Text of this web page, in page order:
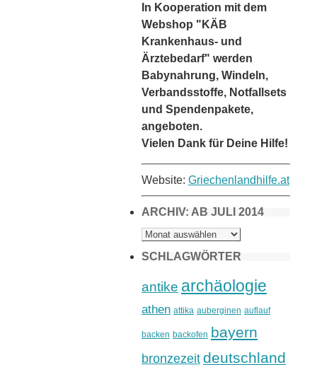
In Kooperation mit dem
Webshop "KÄB
Krankenhaus- und
Ärztebedarf" werden
Babynahrung, Windeln,
Verbandsstoffe, Notfallsets
und Spendenpakete,
angeboten.
Vielen Dank für Deine Hilfe!
Website: Griechenlandhilfe.at
ARCHIV: AB JULI 2014
ARCHIV:
AB
2014
SCHLAGWÖRTER
antike archäologie
athen attika auberginen auflauf
backen backofen bayern
bronzezeit deutschland